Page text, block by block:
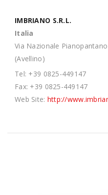
IMBRIANO S.R.L.
Italia
Via Nazionale
(Avellino)
Tel: +39 0825-449147
Fax: +39 0825-449147
Web Site: http://